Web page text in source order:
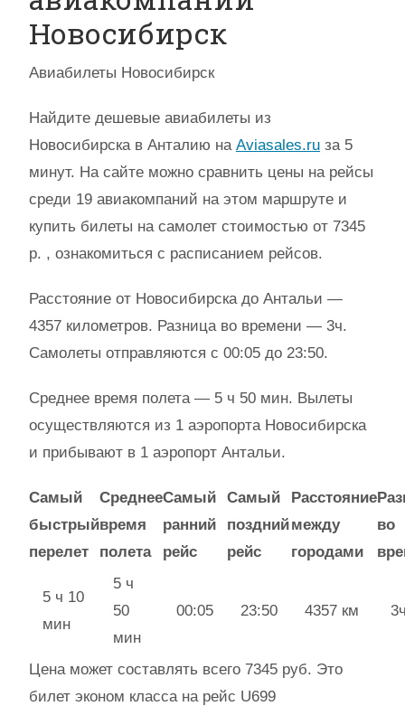
Новосибирск
Авиабилеты Новосибирск
Найдите дешевые авиабилеты из
Новосибирска в Анталию на Aviasales.ru за 5
минут. На сайте можно сравнить цены на рейсы
среди 19 авиакомпаний на этом маршруте и
купить билеты на самолет стоимостью от 7345
р. , ознакомиться с расписанием рейсов.
Расстояние от Новосибирска до Антальи —
4357 километров. Разница во времени — 3ч.
Самолеты отправляются с 00:05 до 23:50.
Среднее время полета — 5 ч 50 мин. Вылеты
осуществляются из 1 аэропорта Новосибирска
и прибывают в 1 аэропорт Антальи.
Самый
быстрый
перелет
Среднее
время
полета
Самый
ранний
рейс
Самый
поздний
рейс
Расстояние
между
городами
во
5 ч 10
мин
5 ч
50
мин
00:05 23:50 4357 км
Цена может составлять всего 7345 руб. Это
билет эконом класса на рейс U699